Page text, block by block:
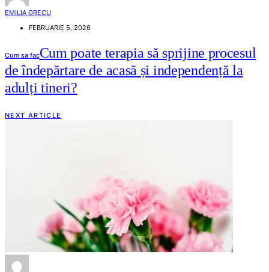
EMILIA GRECU
FEBRUARIE 5, 2026
Cum sa facCum poate terapia să sprijine procesul
de îndepărtare de acasă și independență la
adulți tineri?
NEXT ARTICLE